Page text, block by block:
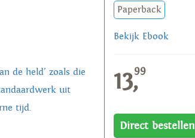
de held’ zoals die
uit
tijd.
Paperback
Bekijk Ebook
13,99
Direct bestellen